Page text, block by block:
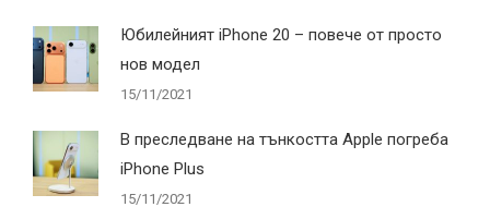
Юбилейният iPhone 20 – повече от просто
нов модел
15/11/2021
В преследване на тънкостта Apple погреба
iPhone Plus
15/11/2021